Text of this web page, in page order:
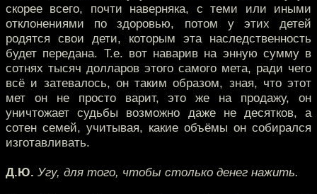
скорее всего, почти наверняка, с теми или иными
отклонениями по здоровью, потом у этих детей
родятся свои дети, которым эта наследственность
будет передана. Т.е. вот наварив на энную сумму в
сотнях тысяч долларов этого самого мета, ради чего
всё и затевалось, он таким образом, зная, что этот
мет он не просто варит, это же на продажу, он
уничтожает судьбы возможно даже не десятков, а
сотен семей, учитывая, какие объёмы он собирался
изготавливать.
Д.Ю. Угу, для того, чтобы столько денег нажить.